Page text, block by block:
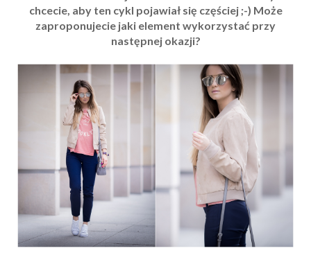
chcecie, aby ten cykl pojawiał się częściej ;-) Może
zaproponujecie jaki element wykorzystać przy
następnej okazji?